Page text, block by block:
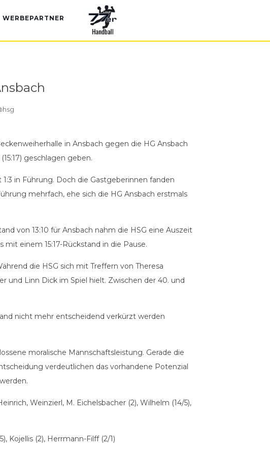
WERBEPARTNER
in Ansbach gegen die HG Ansbach
geschlagen geben.
in Führung. Doch die Gastgeberinnen fanden
mehrfach, ehe sich die HG Ansbach erstmals
von 13:10 für Ansbach nahm die HSG eine Auszeit
einem 15:17-Rückstand in die Pause.
die HSG sich mit Treffern von Theresa
und Linn Dick im Spiel hielt. Zwischen der 40. und
nicht mehr entscheidend verkürzt werden
moralische Mannschaftsleistung. Gerade die
verdeutlichen das vorhandene Potenzial
Weinzierl, M. Eichelsbacher (2), Wilhelm (14/5),
Kojellis (2), Herrmann-Filff (2/1)